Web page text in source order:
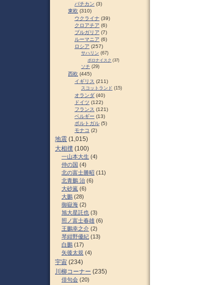
バチカン (3)
東欧 (310)
ウクライナ (39)
クロアチア (6)
ブルガリア (7)
ルーマニア (6)
ロシア (257)
サハリン (67)
ポロナイスク (37)
ソチ (29)
西欧 (445)
イギリス (211)
スコットランド (15)
オランダ (40)
ドイツ (122)
フランス (121)
ベルギー (13)
ポルトガル (5)
モナコ (2)
地震 (1,015)
大相撲 (100)
一山本大生 (4)
仲の国 (4)
北の富士勝昭 (11)
北青鵬 治 (6)
大砂嵐 (6)
大鵬 (28)
御嶽海 (2)
旭大星託也 (3)
照ノ富士春雄 (6)
王鵬幸之介 (2)
琴紺野優紀 (13)
白鵬 (17)
矢後太規 (4)
宇宙 (234)
川柳コーナー (235)
俳句会 (20)